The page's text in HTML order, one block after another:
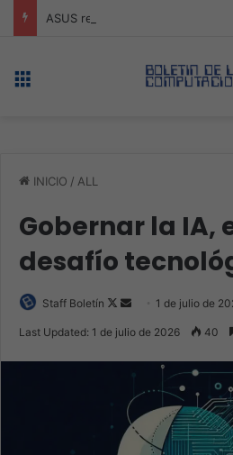
INICIO / ALL
Gobernar la IA,
desafío
Staff Boletín
Follow
Send 1 de julio de
Last Updated: 1 de julio de 2026 40